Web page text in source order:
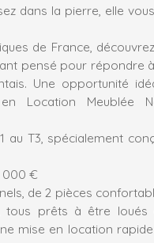
dans la pierre, elle
de France,
pensé pour répondre
Une opportunité
Location Meublée
T3, spécialement
000 €
de 2 pièces
tous prêts à être loués
mise en location